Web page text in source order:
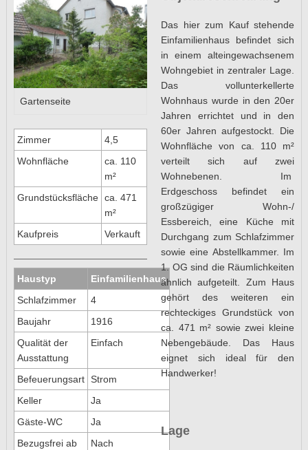
Gartenseite
Zimmer
4,5
Wohnfläche
ca. 110
m²
Grundstücksfläche ca. 471
m²
Kaufpreis
Verkauft
Haustyp
Einfamilienhaus
Schlafzimmer
4
Baujahr
1916
Qualität der
Ausstattung
Einfach
Befeuerungsart Strom
Keller
Ja
Gäste-WC
Ja
Bezugsfrei ab
Nach
Das hier zum Kauf stehende
Einfamilienhaus befindet sich
in einem alteingewachsenem
Wohngebiet in zentraler Lage.
Das vollunterkellerte
Wohnhaus wurde in den 20er
Jahren errichtet und in den
60er Jahren aufgestockt. Die
Wohnfläche von ca. 110 m²
verteilt sich auf zwei
Wohnebenen. Im
Erdgeschoss befindet ein
großzügiger Wohn-/
Essbereich, eine Küche mit
Durchgang zum Schlafzimmer
sowie eine Abstellkammer. Im
1. OG sind die Räumlichkeiten
ähnlich aufgeteilt. Zum Haus
gehört des weiteren ein
rechteckiges Grundstück von
ca. 471 m² sowie zwei kleine
Nebengebäude. Das Haus
eignet sich ideal für den
Handwerker!
Lage